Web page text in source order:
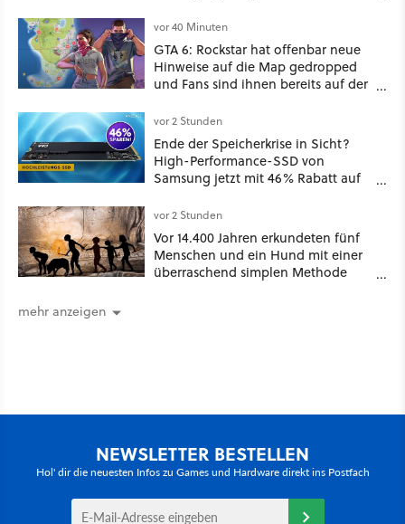
das günstige Smartphone sogar
[Best of GameStar]
vor 40 Minuten
GTA 6: Rockstar hat offenbar neue
Hinweise auf die Map gedropped
und Fans sind ihnen bereits auf der
vor 2 Stunden
Ende der Speicherkrise in Sicht?
High-Performance-SSD von
Samsung jetzt mit 46% Rabatt auf
vor 2 Stunden
Vor 14.400 Jahren erkundeten fünf
Menschen und ein Hund mit einer
überraschend simplen Methode
mehr anzeigen
NEWSLETTER BESTELLEN
Hol' dir die neuesten Infos zu Games und Hardware direkt ins Postfach